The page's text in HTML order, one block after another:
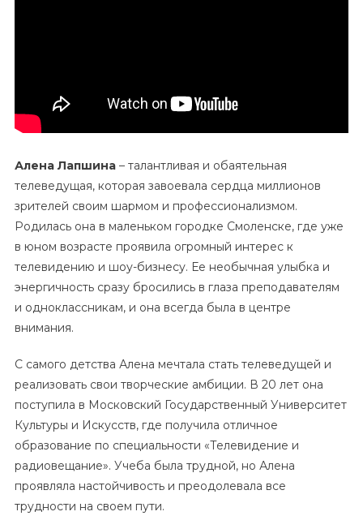
Алена Лапшина– талантливая и обаятельная
телеведущая, которая завоевала сердца миллионов
зрителей своим шармом и профессионализмом.
Родилась она в маленьком городке Смоленске, где уже
в юном возрасте проявила огромный интерес к
телевидению и шоу-бизнесу. Ее необычная улыбка и
энергичность сразу бросились в глаза преподавателям
и одноклассникам, и она всегда была в центре
внимания.
С самого детства Алена мечтала стать телеведущей и
реализовать свои творческие амбиции. В 20 лет она
поступила в Московский Государственный Университет
Культуры и Искусств, где получила отличное
образование по специальности «Телевидение и
радиовещание». Учеба была трудной, но Алена
проявляла настойчивость и преодолевала все
трудности на своем пути.